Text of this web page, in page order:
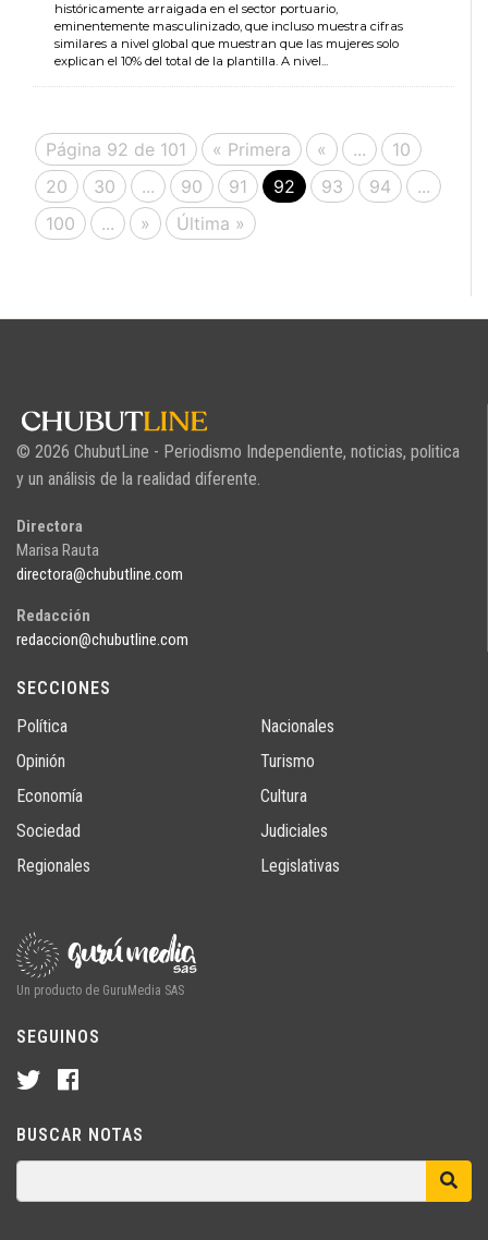
históricamente arraigada en el sector portuario,
eminentemente masculinizado, que incluso muestra cifras
similares a nivel global que muestran que las mujeres solo
explican el 10% del total de la plantilla. A nivel...
Página 92 de 101 « Primera « ...
10
20
30 ... 90 91 92 93 94
...
100
... » Última »
© 2026 ChubutLine - Periodismo Independiente, noticias, politica
y un análisis de la realidad diferente.
Directora
Marisa Rauta
directora@chubutline.com
Redacción
redaccion@chubutline.com
SECCIONES
Política
Opinión
Economía
Sociedad
Regionales
Nacionales
Turismo
Cultura
Judiciales
Legislativas
Un producto de GuruMedia SAS
SEGUINOS
BUSCAR NOTAS